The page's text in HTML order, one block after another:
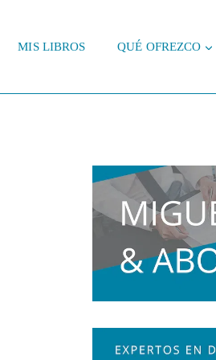
MIS LIBROS QUÉ OFREZCO